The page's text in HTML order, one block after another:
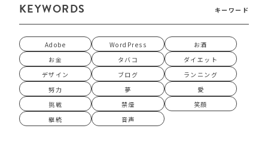
KEYWORDS キーワード
Adobe WordPress
お酒
お金
タバコ
ダイエット
デザイン
ブログ
ランニング
努力
夢
愛
挑戦
禁煙
笑顔
継続
音声